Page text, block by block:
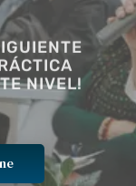
NIVEL!